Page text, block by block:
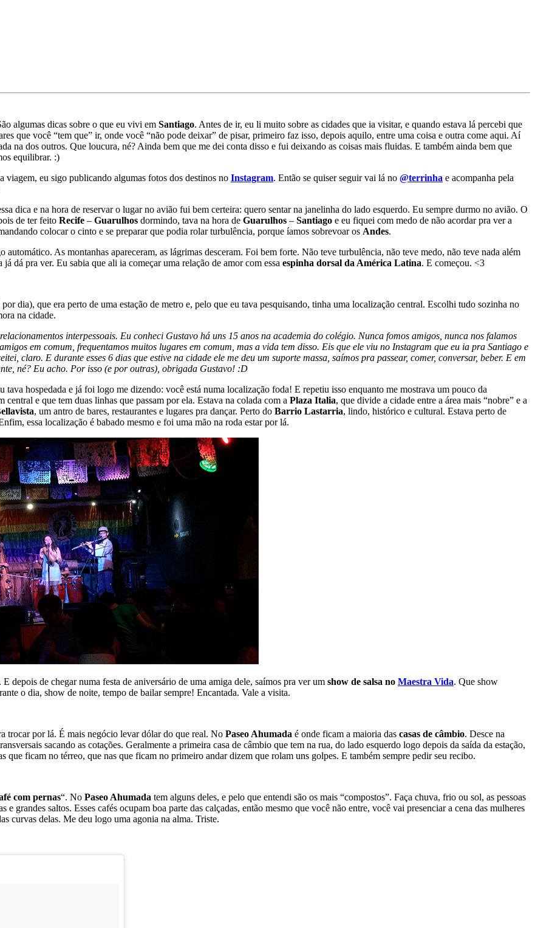
algumas dicas sobre o que eu vivi em Santiago. Antes de ir, eu li muito sobre as cidades que ia visitar, e quando estava lá percebi que
que você “tem que” ir, onde você “não pode deixar” de pisar, primeiro faz isso, depois aquilo, entre uma coisa e outra come aqui. Aí
na dos outros. Que loucura, né? Ainda bem que me dei conta disso e fui deixando as coisas mais fluidas. E também ainda bem que
equilibrar. :)
viagem, eu sigo publicando algumas fotos dos destinos no Instagram. Então se quiser seguir vai lá no @terrinha e acompanha pela
dica e na hora de reservar o lugar no avião fui bem certeira: quero sentar na janelinha do lado esquerdo. Eu sempre durmo no avião. O
de ter feito Recife – Guarulhos dormindo, tava na hora de Guarulhos – Santiago e eu fiquei com medo de não acordar pra ver a
colocar o cinto e se preparar que podia rolar turbulência, porque íamos sobrevoar os Andes.
automático. As montanhas apareceram, as lágrimas desceram. Foi bem forte. Não teve turbulência, não teve medo, não teve nada além
dá pra ver. Eu sabia que ali ia começar uma relação de amor com essa espinha dorsal da América Latina. E começou. <3
dia), que era perto de uma estação de metro e, pelo que eu tava pesquisando, tinha uma localização central. Escolhi tudo sozinha no
na cidade.
interpessoais. Eu conheci Gustavo há uns 15 anos na academia do colégio. Nunca fomos amigos, nunca nos falamos
em comum, frequentamos muitos lugares em comum, mas a vida tem disso. Eis que ele viu no Instagram que eu ia pra Santiago e
claro. E durante esses 6 dias que estive na cidade ele me deu um suporte massa, saímos pra passear, comer, conversar, beber. E em
né? Eu acho. Por isso (e por outras), obrigada Gustavo! :D
tava hospedada e já foi logo me dizendo: você está numa localização foda! E repetiu isso enquanto me mostrava um pouco da
central e que tem duas linhas que passam por ela. Estava na colada com a Plaza Italia, que divide a cidade entre a área mais “nobre” e a
, um antro de bares, restaurantes e lugares pra dançar. Perto do Barrio Lastarria, lindo, histórico e cultural. Estava perto de
essa localização é babado mesmo e foi uma mão na roda estar por lá.
depois de chegar numa festa de aniversário de uma amiga dele, saímos pra ver um show de salsa no Maestra Vida. Que show
o dia, show de noite, tempo de bailar sempre! Encantada. Vale a visita.
trocar por lá. É mais negócio levar dólar do que real. No Paseo Ahumada é onde ficam a maioria das casas de câmbio. Desce na
sacando as cotações. Geralmente a primeira casa de câmbio que tem na rua, do lado esquerdo logo depois da saída da estação,
que ficam no térreo, que nas que ficam no primeiro andar dizem que rolam uns golpes. E também sempre pedir seu recibo.
com pernas“. No Paseo Ahumada tem alguns deles, e pelo que entendi são os mais “compostos”. Faça chuva, frio ou sol, as pessoas
grandes saltos. Esses cafés ocupam boa parte das calçadas, então mesmo que você não entre, você vai presenciar a cena das mulheres
curvas delas. Me deu logo uma agonia na alma. Triste.